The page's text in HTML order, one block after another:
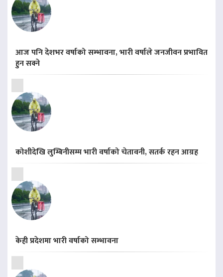
आज पनि देशभर वर्षाको सम्भावना, भारी वर्षाले जनजीवन प्रभावित
हुन सक्ने
कोशीदेखि लुम्बिनीसम्म भारी वर्षाको चेतावनी, सतर्क रहन आग्रह
केही प्रदेशमा भारी वर्षाको सम्भावना